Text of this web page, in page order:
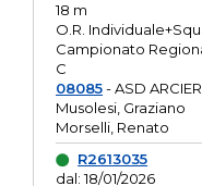
18 m
O.R.
Campionato
C
08085- ASD
Musolesi, Graziano
Morselli, Renato
R2613035
dal: 18/01/2026